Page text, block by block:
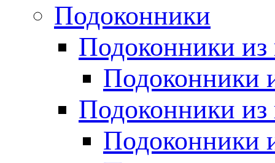
Подоконники
Подоконники из
Подоконники
Подоконники из
Подоконники